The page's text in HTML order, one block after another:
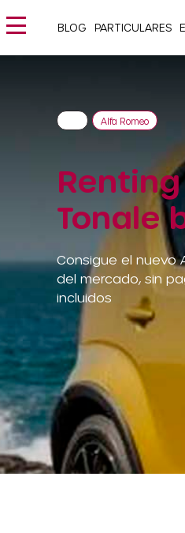
BLOG PARTICULARES
Tonale
Consigue el nuevo
del mercado, sin
incluidos
Alfa Romeo